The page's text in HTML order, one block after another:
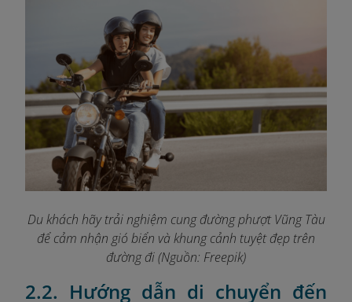
Du khách hãy trải nghiệm cung đường phượt Vũng Tàu
để cảm nhận gió biển và khung cảnh tuyệt đẹp trên
đường đi (Nguồn: Freepik)
2.2. Hướng dẫn di chuyển đến